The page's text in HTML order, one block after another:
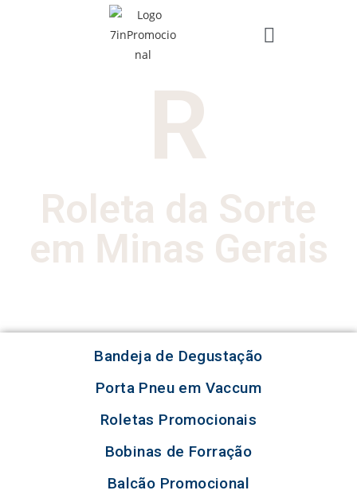
R
Roleta da Sorte
em Minas Gerais
Bandeja de Degustação
Porta Pneu em Vaccum
Roletas Promocionais
Bobinas de Forração
Balcão Promocional